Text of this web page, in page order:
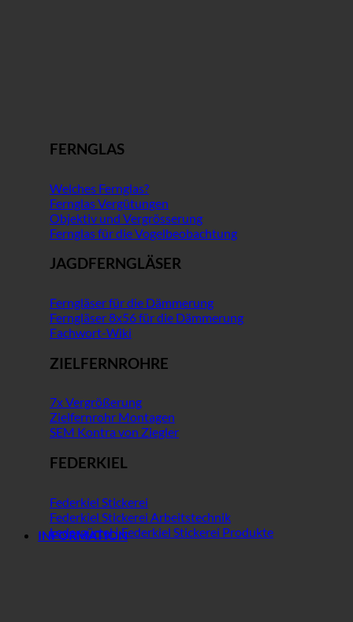
FERNGLAS
Welches Fernglas?
Fernglas Vergütungen
Objektiv und Vergrösserung
Fernglas für die Vogelbeobachtung
JAGDFERNGLÄSER
Ferngläser für die Dämmerung
Ferngläser 8x56 für die Dämmerung
Fachwort-Wiki
ZIELFERNROHRE
7x Vergrößerung
Zielfernrohr Montagen
SEM Kontra von Ziegler
FEDERKIEL
Federkiel Stickerei
Federkiel Stickerei Arbeitstechnik
Ledergürtel | Federkiel Stickerei Produkte
INFORMATION